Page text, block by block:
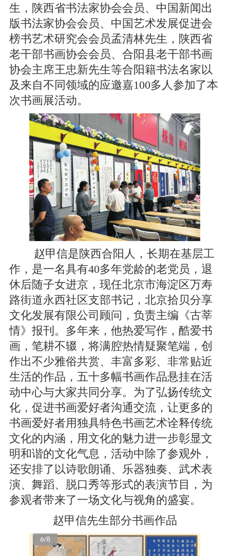
生，陕西省书法家协会会员、中国新闻出
版书法家协会会员、中国艺术发展促进会
榜书艺术研究会会员孟清林先生，陕西省
老干部书画协会会员、合阳县老干部书画
协会主席王忠新先生等合阳籍书法名家以
及来自不同领域的应邀嘉100多人参加了本
次书画展活动。
赵甲信是陕西合阳人，长期在基层工
作，是一名具有40多年党龄的老党员，退
休后随子女进京，现任北京市海淀区万寿
路街道永西社区支部书记，北京拾贝分享
文化发展有限公司顾问，负责主编《古莘
情》报刊。多年来，他热爱写作，酷爱书
画，笔耕不辍，将满腔热情疑聚笔端，创
作出不少雅俗共赏、丰富多彩、非常贴近
生活的作品，五十多幅书画作品悬挂在活
动中心与大家共同分享。为了弘扬传统文
化，促进书画爱好者沟通交流，让更多的
书画爱好者用独具特色书画艺术诠释传统
文化的内涵，用文化的魅力进一步彰显文
明和谐的文化气息，活动中除了参观外，
还安排了以诗歌朗诵、乐器独奏、武术表
演、舞蹈、脱口秀等形式的表演节目，为
参观者带来了一场文化与视角的盛宴。
赵甲信先生部分书画作品